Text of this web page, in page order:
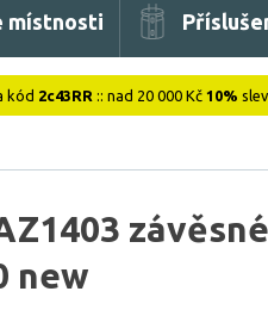
místnosti
kód 2c43RR :: nad 20 000 Kč 10%
new